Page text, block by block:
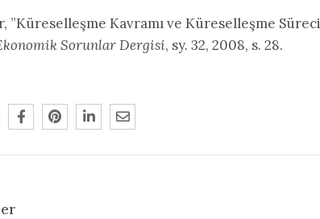
”Küreselleşme Kavramı ve Küreselleşme
Sorunlar Dergisi, sy. 32, 2008, s. 28.